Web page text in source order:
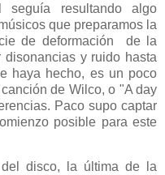
resultando algo
que preparamos la
de deformación de la
y ruido hasta
haya hecho, es un poco
de Wilco, o "A day
Paco supo captar
posible para este
disco, la última de la